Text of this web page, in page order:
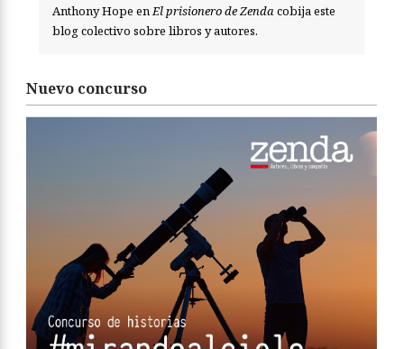
Anthony Hope en El prisionero de Zenda cobija este
blog colectivo sobre libros y autores.
Nuevo concurso